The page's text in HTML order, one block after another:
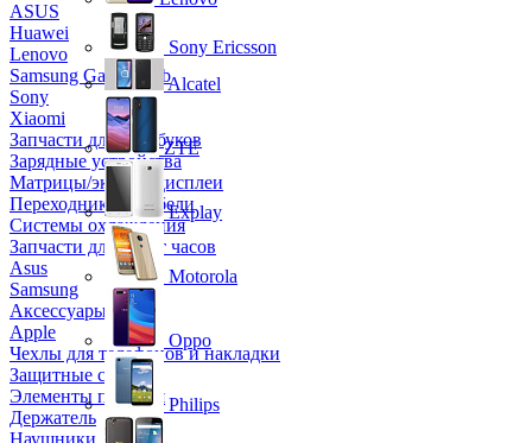
ASUS
Huawei
Lenovo
Samsung Galaxy Tab
Sony
Xiaomi
Запчасти для ноутбуков
Зарядные устройства
Матрицы/экраны/дисплеи
Переходники и кабели
Системы охлаждения
Запчасти для смарт часов
Asus
Samsung
Аксессуары
Apple
Чехлы для телефонов и накладки
Защитные стекла
Элементы питания
Держатель
Наушники
Sony Ericsson
Alcatel
ZTE
Explay
Motorola
Oppo
Philips